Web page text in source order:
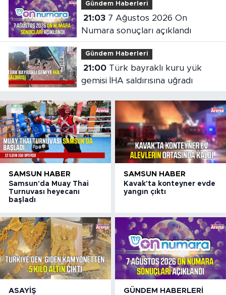
Gündem Haberleri
21:037 Ağustos 2026 On
Numara sonuçları açıklandı
Gündem Haberleri
21:00Türk bayraklı kuru yük
gemisi İHA saldırısına uğradı
SAMSUN HABER
Samsun'da Muay Thai
Turnuvası heyecanı
başladı
SAMSUN HABER
Kavak'ta konteyner evde
yangın çıktı
ASAYIŞ GÜNDEM HABERLERI